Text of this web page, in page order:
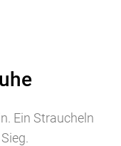
Ein Straucheln